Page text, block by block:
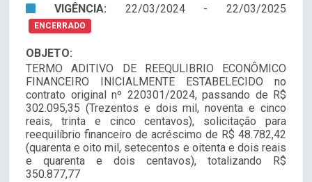
VIGÊNCIA: 22/03/2024 - 22/03/2025
ENCERRADO
OBJETO:
TERMO ADITIVO DE REEQULIBRIO ECONÔMICO
FINANCEIRO INICIALMENTE ESTABELECIDO no
contrato original nº 220301/2024, passando de R$
302.095,35 (Trezentos e dois mil, noventa e cinco
reais, trinta e cinco centavos), solicitação para
reequilíbrio financeiro de acréscimo de R$ 48.782,42
(quarenta e oito mil, setecentos e oitenta e dois reais
e quarenta e dois centavos), totalizando R$
350.877,77